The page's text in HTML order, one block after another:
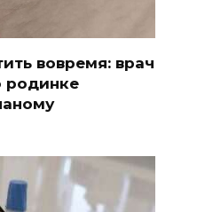
вовремя: врач
родинке